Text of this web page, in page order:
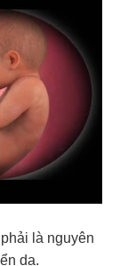
là nguyên
dạ.